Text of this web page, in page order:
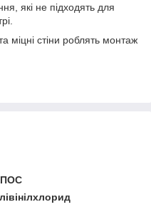
які не підходять для
міцні стіни роблять монтаж